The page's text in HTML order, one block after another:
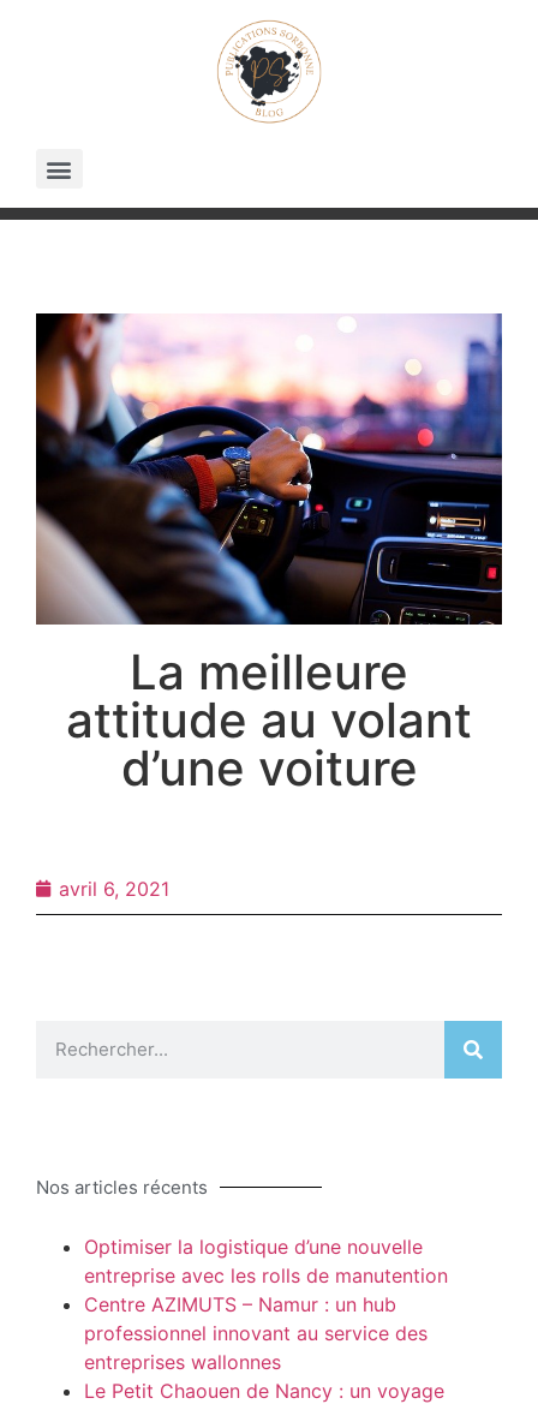
La meilleure
attitude au volant
d’une voiture
avril 6, 2021
Nos articles récents
Optimiser la logistique d’une nouvelle
entreprise avec les rolls de manutention
Centre AZIMUTS – Namur : un hub
professionnel innovant au service des
entreprises wallonnes
Le Petit Chaouen de Nancy : un voyage